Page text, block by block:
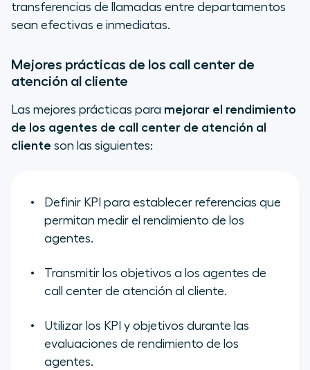
transferencias de llamadas entre departamentos
sean efectivas e inmediatas.
Mejores prácticas de los call center de
atención al cliente
Las mejores prácticas para mejorar el rendimiento
de los agentes de call center de atención al
cliente son las siguientes:
Definir KPI para establecer referencias que
permitan medir el rendimiento de los
agentes.
Transmitir los objetivos a los agentes de
call center de atención al cliente.
Utilizar los KPI y objetivos durante las
evaluaciones de rendimiento de los
agentes.